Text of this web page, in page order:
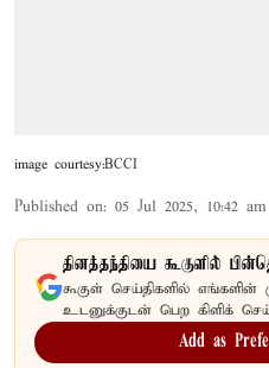
image courtesy:BCCI
Published on: 05 Jul 2025, 10:42 am
தினத்தந்தியை கூகுளில்
கூகுள் செய்திகளில் எங்களின்
உடனுக்குடன் பெற கிளிக்
Add as